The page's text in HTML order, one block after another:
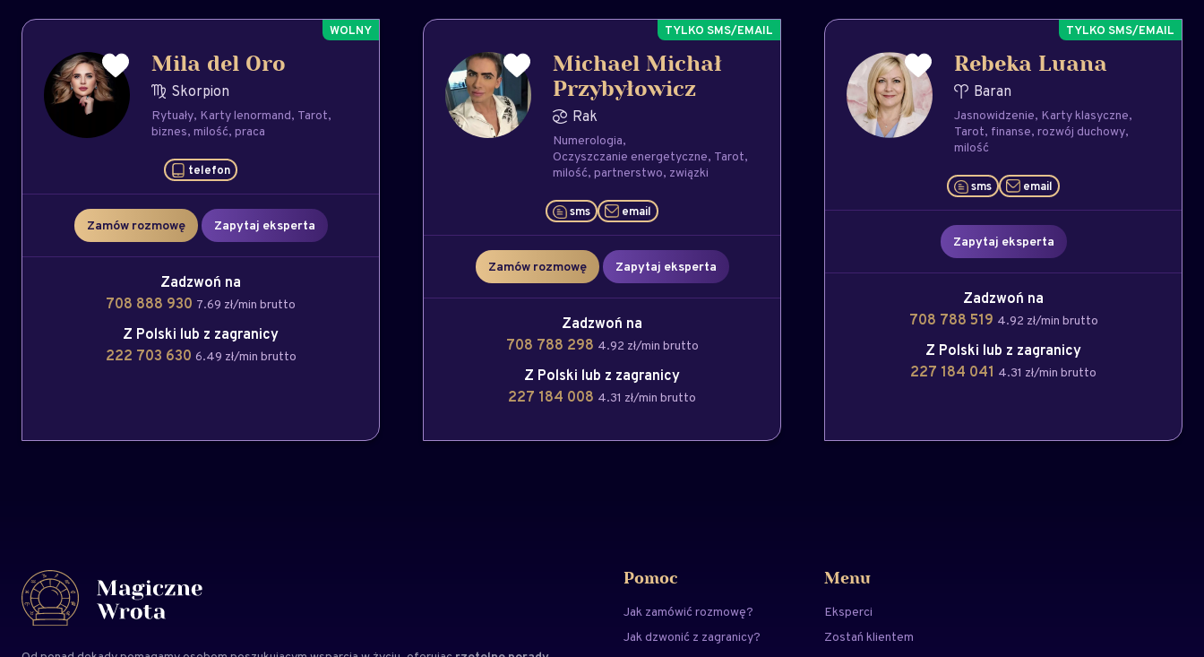
Mila del Oro
Skorpion
Rytuały Karty lenormand Tarot
biznes milość praca
telefon
Zamów rozmowę Zapytaj eksperta
Zadzwoń na
708 888 930 7.69 zł/min brutto
Z Polski lub z zagranicy
222 703 630 6.49 zł/min brutto
Michael Michał
Przybyłowicz
Rak
Numerologia
Oczyszczanie energetyczne Tarot
milość partnerstwo związki
sms email
Zamów rozmowę Zapytaj eksperta
Zadzwoń na
708 788 298 4.92 zł/min brutto
Z Polski lub z zagranicy
227 184 008 4.31 zł/min brutto
Rebeka Luana
Baran
Jasnowidzenie Karty klasyczne
Tarot finanse rozwój duchowy
milość
sms email
Zapytaj eksperta
Zadzwoń na
708 788 519 4.92 zł/min brutto
Z Polski lub z zagranicy
227 184 041 4.31 zł/min brutto
Pomoc
Jak zamówić rozmowę?
Jak dzwonić z zagranicy?
Menu
Eksperci
Zostań klientem